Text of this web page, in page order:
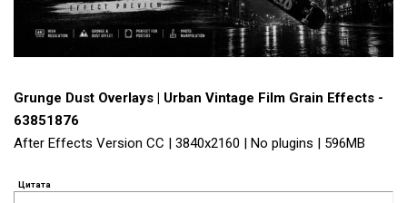
Grunge Dust Overlays | Urban Vintage Film Grain Effects -
63851876
After Effects Version CC | 3840x2160 | No plugins | 596MB
Цитата